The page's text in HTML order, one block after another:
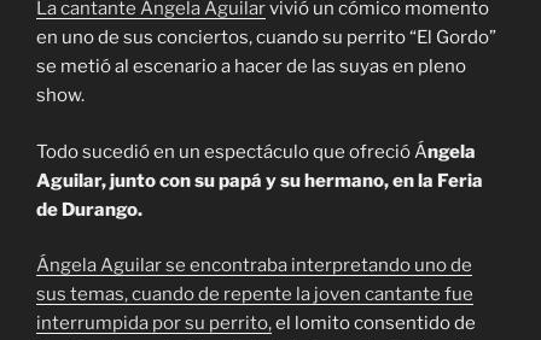
La cantante Ángela Aguilarvivió un cómico momento
en uno de sus conciertos, cuando su perrito “El Gordo”
se metió al escenario a hacer de las suyas en pleno
show.
Todo sucedió en un espectáculo que ofreció Ángela
Aguilar, junto con su papá y su hermano, en la Feria
de Durango.
Ángela Aguilar se encontraba interpretando uno de
sus temas, cuando de repente la joven cantante fue
interrumpida por su perrito,el lomito consentido de